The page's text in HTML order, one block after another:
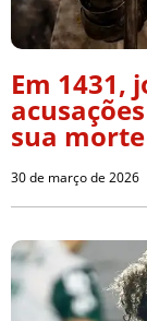
Em 1431,
sua morte
30 de março de 2026